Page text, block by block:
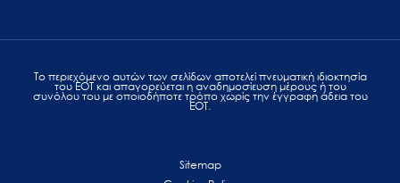
Το περιεχόμενο αυτών των σελίδων αποτελεί πvευματική ιδιοκτησία
του ΕΟΤ και απαγορεύεται η αναδημοσίευση μέρους ή του
συνόλου του με οποιοδήποτε τρόπο χωρίς την έγγραφη άδεια του
ΕΟΤ.
Sitemap